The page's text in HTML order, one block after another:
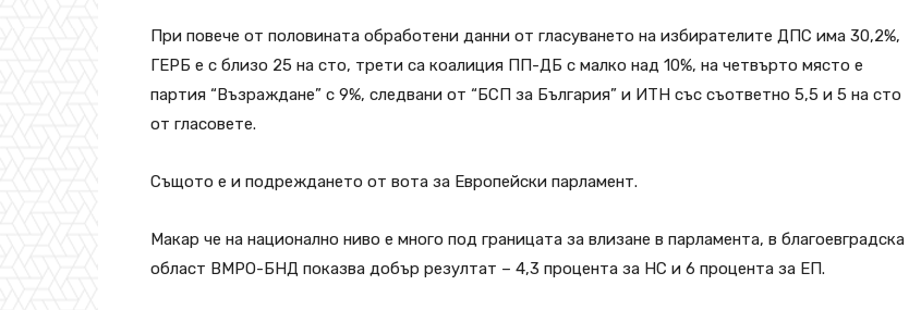
При повече от половината обработени данни от гласуването на избирателите ДПС има 30,2%,
ГЕРБ е с близо 25 на сто, трети са коалиция ПП-ДБ с малко над 10%, на четвърто място е
партия “Възраждане” с 9%, следвани от “БСП за България” и ИТН със съответно 5,5 и 5 на сто
от гласовете.
Същото е и подреждането от вота за Европейски парламент.
Макар че на национално ниво е много под границата за влизане в парламента, в благоевградска
област ВМРО-БНД показва добър резултат – 4,3 процента за НС и 6 процента за ЕП.